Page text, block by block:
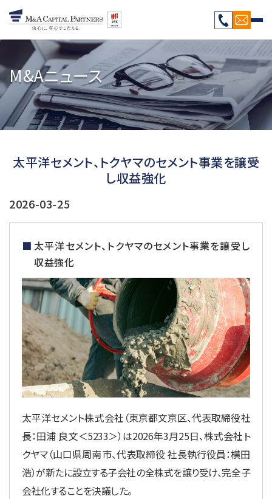
M&Aニュース
太平洋セメント、トクヤマのセメント事業を譲受
し収益強化
2026-03-25
太平洋セメント、トクヤマのセメント事業を譲受し
収益強化
太平洋セメント株式会社（東京都文京区、代表取締役社
長：田浦 良文＜5233＞）は2026年3月25日、株式会社ト
クヤマ（山口県周南市、代表取締役 社長執行役員：横田
浩）が新たに設立する子会社の全株式を譲り受け、完全子
会社化することを決議した。